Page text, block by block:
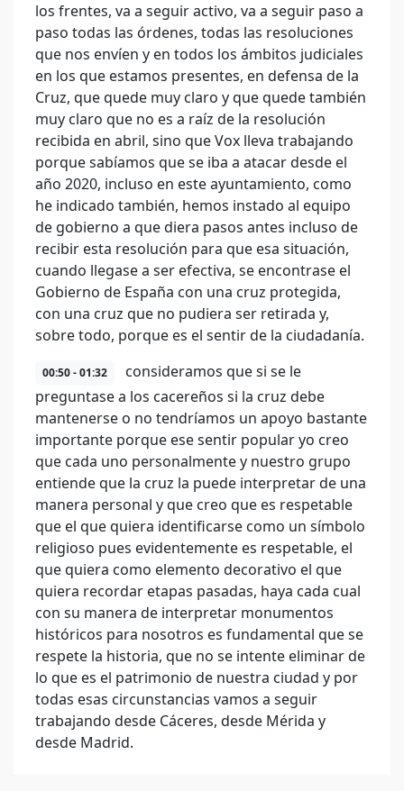
los frentes, va a seguir activo, va a seguir paso a
paso todas las órdenes, todas las resoluciones
que nos envíen y en todos los ámbitos judiciales
en los que estamos presentes, en defensa de la
Cruz, que quede muy claro y que quede también
muy claro que no es a raíz de la resolución
recibida en abril, sino que Vox lleva trabajando
porque sabíamos que se iba a atacar desde el
año 2020, incluso en este ayuntamiento, como
he indicado también, hemos instado al equipo
de gobierno a que diera pasos antes incluso de
recibir esta resolución para que esa situación,
cuando llegase a ser efectiva, se encontrase el
Gobierno de España con una cruz protegida,
con una cruz que no pudiera ser retirada y,
sobre todo, porque es el sentir de la ciudadanía.
00:50 - 01:32
consideramos que si se le
preguntase a los cacereños si la cruz debe
mantenerse o no tendríamos un apoyo bastante
importante porque ese sentir popular yo creo
que cada uno personalmente y nuestro grupo
entiende que la cruz la puede interpretar de una
manera personal y que creo que es respetable
que el que quiera identificarse como un símbolo
religioso pues evidentemente es respetable, el
que quiera como elemento decorativo el que
quiera recordar etapas pasadas, haya cada cual
con su manera de interpretar monumentos
históricos para nosotros es fundamental que se
respete la historia, que no se intente eliminar de
lo que es el patrimonio de nuestra ciudad y por
todas esas circunstancias vamos a seguir
trabajando desde Cáceres, desde Mérida y
desde Madrid.